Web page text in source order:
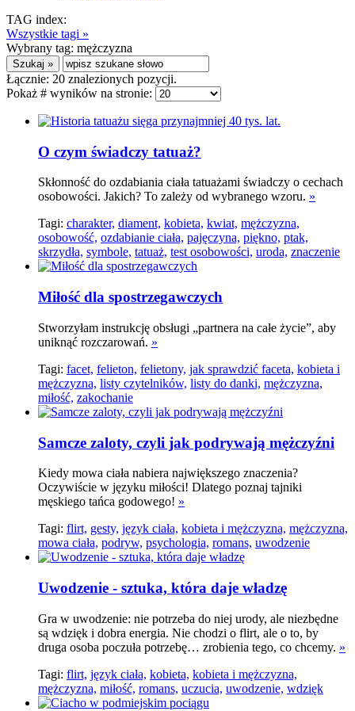
TAG index:
Wszystkie tagi »
Wybrany tag: mężczyzna
Łącznie: 20 znalezionych pozycji.
Pokaż # wyników na stronie:
O czym świadczy tatuaż?
Skłonność do ozdabiania ciała tatuażami świadczy o cechach
osobowości. Jakich? To zależy od wybranego wzoru. »
Tagi: charakter, diament, kobieta, kwiat, mężczyzna,
osobowość, ozdabianie ciała, pajęczyna, piękno, ptak,
skrzydła, symbole, tatuaż, test osobowości, uroda, znaczenie
Miłość dla spostrzegawczych
Stworzyłam instrukcję obsługi „partnera na całe życie”, aby
uniknąć rozczarowań. »
Tagi: facet, felieton, felietony, jak sprawdzić faceta, kobieta i
mężczyzna, listy czytelników, listy do danki, mężczyzna,
miłość, zakochanie
Samcze zaloty, czyli jak podrywają mężczyźni
Kiedy mowa ciała nabiera największego znaczenia?
Oczywiście w języku miłości! Dlatego poznaj tajniki
męskiego tańca godowego! »
Tagi: flirt, gesty, język ciała, kobieta i mężczyzna, mężczyzna,
mowa ciała, podryw, psychologia, romans, uwodzenie
Uwodzenie - sztuka, która daje władzę
Gra w uwodzenie: nie potrzeba do niej urody, ale niezbędne
są wdzięk i dobra energia. Nie chodzi o flirt, ale o to, by
druga osoba poczuła potrzebę… zrobienia tego, co chcemy. »
Tagi: flirt, język ciała, kobieta, kobieta i mężczyzna,
mężczyzna, miłość, romans, uczucia, uwodzenie, wdzięk